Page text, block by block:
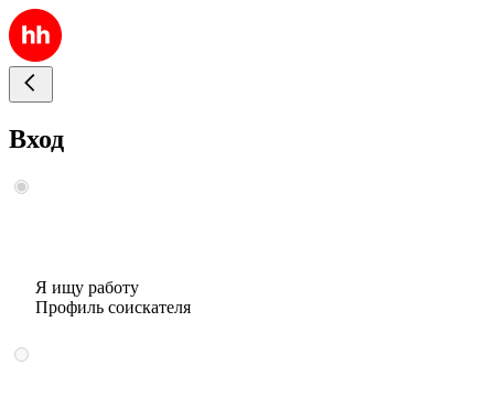
Вход
Я ищу работу
Профиль соискателя